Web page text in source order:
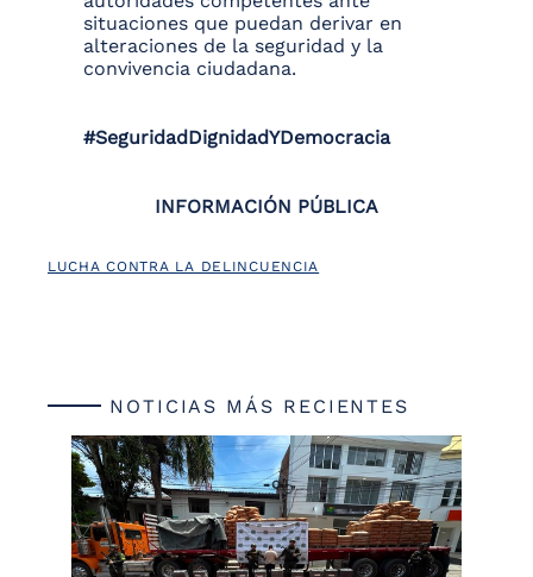
situaciones que puedan derivar en
alteraciones de la seguridad y la
convivencia ciudadana.
#SeguridadDignidadYDemocracia
INFORMACIÓN PÚBLICA
LUCHA CONTRA LA DELINCUENCIA
NOTICIAS MÁS RECIENTES